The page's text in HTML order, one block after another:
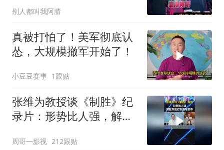
别人都叫我阿腈
真被打怕了！美军彻底认
怂，大规模撤军开始了！
小豆豆赛事 1跟贴
张维为教授谈《制胜》纪
录片：形势比人强，解放
周哥一影视 212跟贴